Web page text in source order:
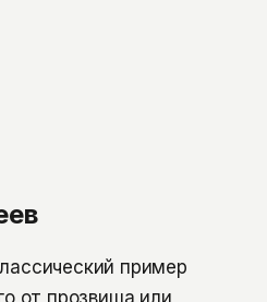
пример
от прозвища или